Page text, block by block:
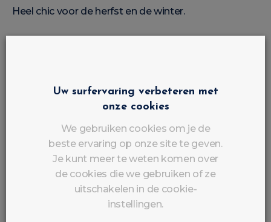
Heel chic voor de herfst en de winter.
en de zomer.
Glitters en effecten
Voor feestjes, nail art en klanten die graag
schitteren.
Hoe breng je semi-permanente
Uw surfervaring verbeteren met
onze cookies
We gebruiken cookies om je de
beste ervaring op onze site te geven.
Je kunt meer te weten komen over
de cookies die we gebruiken of ze
uitschakelen in de cookie-
instellingen.